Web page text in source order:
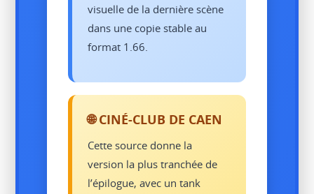
visuelle de la dernière scène
dans une copie stable au
format 1.66.
🌐 CINÉ-CLUB DE CAEN
Cette source donne la
version la plus tranchée de
l’épilogue, avec un tank